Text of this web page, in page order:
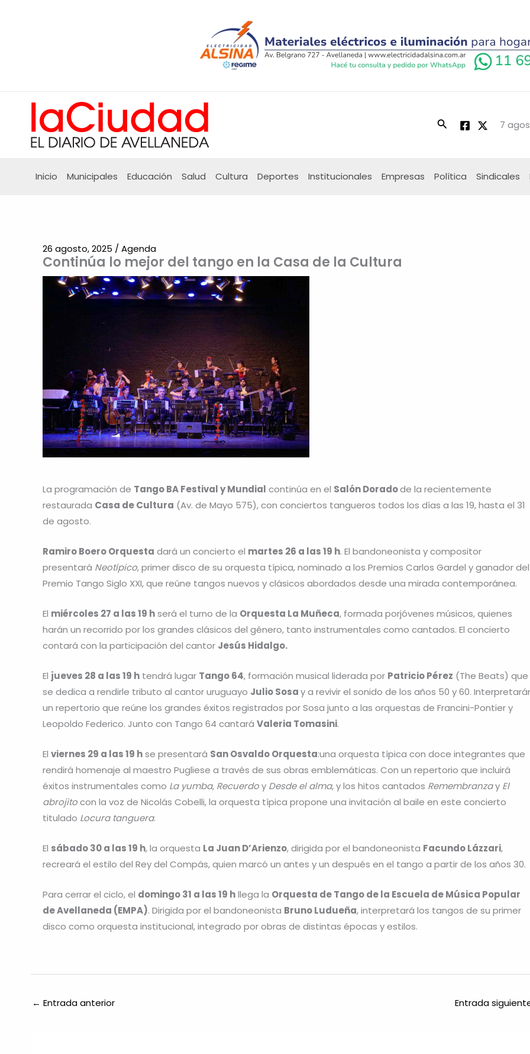
Buscar 7
Inicio Municipales Educación Salud Cultura Deportes Institucionales Empresas Política Sindicales
Continúa lo mejor del tango en la Casa de la Cultura
26 agosto, 2025 / Agenda
La programación de Tango BA Festival y Mundial continúa en el Salón Doradode la recientemente
restaurada Casa de Cultura (Av. de Mayo 575), con conciertos tangueros todos los días a las 19, hasta el 31
de agosto.
Ramiro Boero Orquesta dará un concierto el martes 26 a las 19 h. El bandoneonista y compositor
presentará Neotípico, primer disco de su orquesta típica, nominado a los Premios Carlos Gardel y ganador del
Premio Tango Siglo XXI, que reúne tangos nuevos y clásicos abordados desde una mirada contemporánea.
El miércoles 27 a las 19 hserá el turno de la Orquesta La Muñeca, formada porjóvenes músicos, quienes
harán un recorrido por los grandes clásicos del género, tanto instrumentales como cantados. El concierto
contará con la participación del cantor Jesús Hidalgo.
El jueves 28 a las 19 h tendrá lugar Tango 64, formación musical liderada por Patricio Pérez (The Beats) que
se dedica a rendirle tributo al cantor uruguayo Julio Sosay a revivir el sonido de los años 50 y 60.
un repertorio que reúne los grandes éxitos registrados por Sosa junto a las orquestas de Francini-Pontier y
Leopoldo Federico. Junto con Tango 64 cantará Valeria Tomasini.
El viernes 29 a las 19 hse presentará San Osvaldo Orquesta:una orquesta típica con doce integrantes que
rendirá homenaje al maestro Pugliese a través de sus obras emblemáticas. Con un repertorio que incluirá
éxitos instrumentales como La yumba, Recuerdoy Desde el alma, y los hitos cantados Remembranzay El
abrojitocon la voz de Nicolás Cobelli, la orquesta típica propone una invitación al baile en este concierto
titulado Locura tanguera.
El sábado 30 a las 19 h, la orquesta La Juan D’Arienzo, dirigida por el bandoneonista Facundo Lázzari,
recreará el estilo del Rey del Compás, quien marcó un antes y un después en el tango a partir de los años 30.
Para cerrar el ciclo, el domingo 31 a las 19 hllega la Orquesta de Tango de la Escuela de Música Popular
de Avellaneda (EMPA). Dirigida por el bandoneonista Bruno Ludueña, interpretará los tangos de su primer
disco como orquesta institucional, integrado por obras de distintas épocas y estilos.
← Entrada anterior Entrada